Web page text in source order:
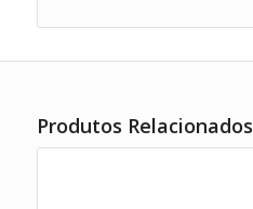
Produtos Relacionados